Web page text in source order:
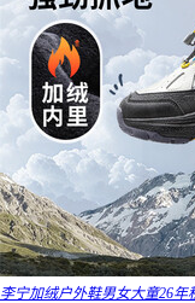
李宁加绒户外鞋男女大童26